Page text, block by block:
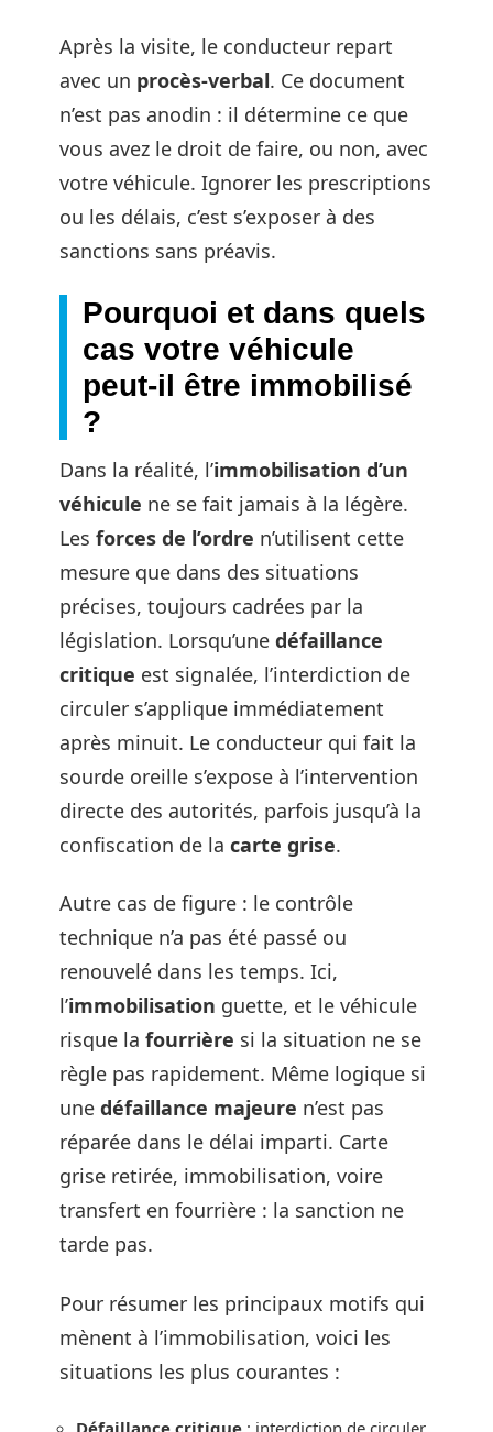
Après la visite, le conducteur repart
avec un procès-verbal. Ce document
n’est pas anodin : il détermine ce que
vous avez le droit de faire, ou non, avec
votre véhicule. Ignorer les prescriptions
ou les délais, c’est s’exposer à des
sanctions sans préavis.
Pourquoi et dans quels
cas votre véhicule
peut-il être immobilisé
?
Dans la réalité, l’immobilisation d’un
véhicule ne se fait jamais à la légère.
Les forces de l’ordre n’utilisent cette
mesure que dans des situations
précises, toujours cadrées par la
législation. Lorsqu’une défaillance
critique est signalée, l’interdiction de
circuler s’applique immédiatement
après minuit. Le conducteur qui fait la
sourde oreille s’expose à l’intervention
directe des autorités, parfois jusqu’à la
confiscation de la carte grise.
Autre cas de figure : le contrôle
technique n’a pas été passé ou
renouvelé dans les temps. Ici,
l’immobilisation guette, et le véhicule
risque la fourrière si la situation ne se
règle pas rapidement. Même logique si
une défaillance majeure n’est pas
réparée dans le délai imparti. Carte
grise retirée, immobilisation, voire
transfert en fourrière : la sanction ne
tarde pas.
Pour résumer les principaux motifs qui
mènent à l’immobilisation, voici les
situations les plus courantes :
Défaillance critique : interdiction de circuler